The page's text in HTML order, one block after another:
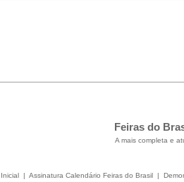
Feiras do
A mais completa e
| Assinatura Calendário Feiras do Brasil |